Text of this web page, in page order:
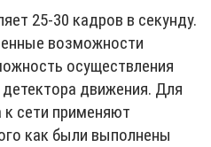
25-30 кадров в секунду.
возможности
осуществления
движения. Для
к сети применяют
как были выполнены